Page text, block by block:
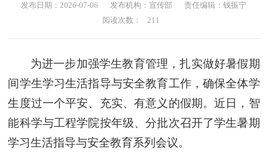
发布日期：2026-07-06 发布机构：宣传部
责任编辑：钱振宁
阅读次数：
211
为进一步加强学生教育管理，扎实做好暑假期
间学生学习生活指导与安全教育工作，确保全体学
生度过一个平安、充实、有意义的假期。近日，智
能科学与工程学院按年级、分批次召开了学生暑期
学习生活指导与安全教育系列会议。